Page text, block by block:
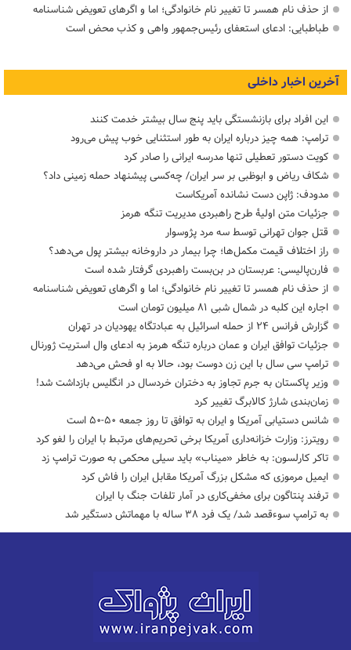
از حذف نام همسر تا تغییر نام خانوادگی؛ اما و اگرهای تعویض شناسنامه
طباطبایی: ادعای استعفای رئیس‌جمهور واهی و کذب محض است
آخرین اخبار داخلی
این افراد برای بازنشستگی باید پنج سال بیشتر خدمت کنند
ترامپ: همه چیز درباره ایران به طور استثنایی خوب پیش می‌رود
کویت دستور تعطیلی تنها مدرسه ایرانی را صادر کرد
شکاف ریاض و ابوظبی بر سر ایران/ چه‌کسی پیشنهاد حمله زمینی داد؟
مدودف: ژاپن دست نشانده آمریکاست
جزئیات متن اولیۀ طرح راهبردی مدیریت تنگه هرمز
قتل جوان تهرانی توسط سه مرد پژوسوار
راز اختلاف قیمت مکمل‌ها؛ چرا بیمار در داروخانه بیشتر پول می‌دهد؟
فارن‌پالیسی: عربستان در بن‌بست راهبردی گرفتار شده است
از حذف نام همسر تا تغییر نام خانوادگی؛ اما و اگرهای تعویض شناسنامه
اجاره این کلبه در شمال شبی ۸۱ میلیون تومان است
گزارش فرانس ۲۴ از حمله اسرائیل به عبادتگاه یهودیان در تهران
جزئیات توافق ایران و عمان درباره تنگه هرمز به ادعای وال استریت ژورنال
ترامپ سی سال با این زن دوست بود، حالا به او فحش می‌دهد
وزیر پاکستان به جرم تجاوز به دختران خردسال در انگلیس بازداشت شد!
زمان‌بندی شارژ کالابرگ تغییر کرد
شانس دستیابی آمریکا و ایران به توافق تا روز جمعه ۵۰-۵۰ است
رویترز: وزارت خزانه‌داری آمریکا برخی تحریم‌های مرتبط با ایران را لغو کرد
تاکر کارلسون: به خاطر «میناب» باید سیلی محکمی به صورت ترامپ زد
ایمیل مرموزی که مشکل بزرگ آمریکا مقابل ایران را فاش کرد
ترفند پنتاگون برای مخفی‌کاری در آمار تلفات جنگ با ایران
به ترامپ سوءقصد شد/ یک فرد ۳۸ ساله با مهماتش دستگیر شد